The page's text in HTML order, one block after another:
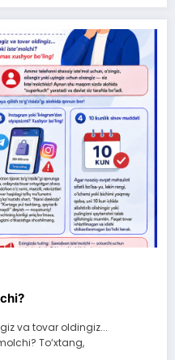
va tovar oldingiz...
To‘xtang,